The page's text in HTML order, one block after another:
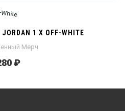
1 X OFF-WHITE
Мерч
₽